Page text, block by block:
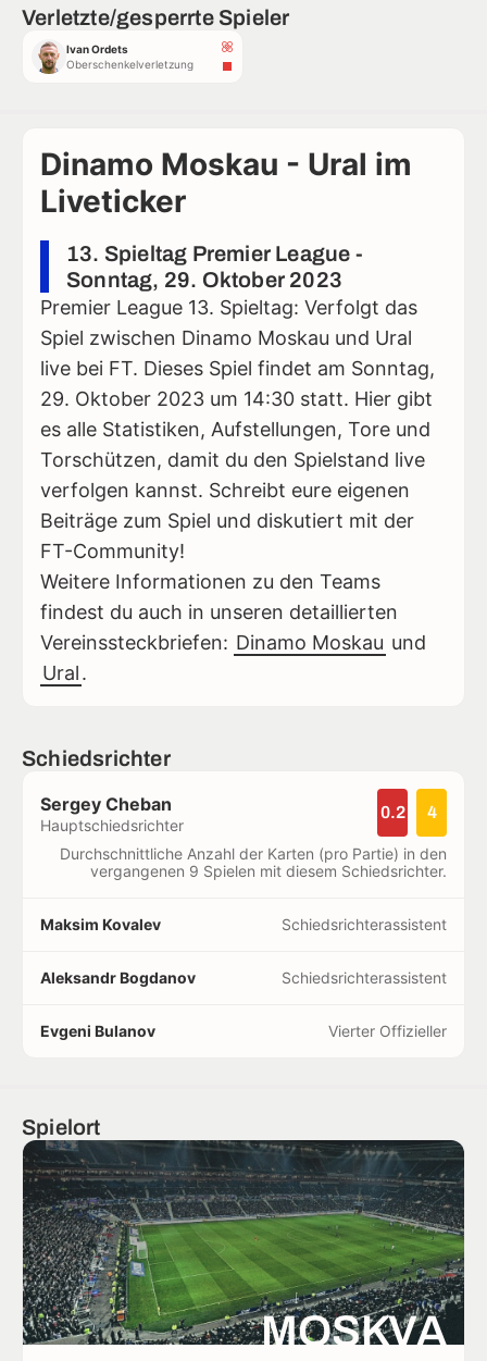
Verletzte/gesperrte Spieler
Ivan Ordets
Oberschenkelverletzung
Dinamo Moskau - Ural im
Liveticker
13. Spieltag Premier League -
Sonntag, 29. Oktober 2023
Premier League 13. Spieltag: Verfolgt das
Spiel zwischen Dinamo Moskau und Ural
live bei FT. Dieses Spiel findet am Sonntag,
29. Oktober 2023 um 14:30 statt. Hier gibt
es alle Statistiken, Aufstellungen, Tore und
Torschützen, damit du den Spielstand live
verfolgen kannst. Schreibt eure eigenen
Beiträge zum Spiel und diskutiert mit der
FT-Community!
Weitere Informationen zu den Teams
findest du auch in unseren detaillierten
Vereinssteckbriefen: Dinamo Moskau und
Ural.
Schiedsrichter
Sergey Cheban
Hauptschiedsrichter
0.2 4
Durchschnittliche Anzahl der Karten (pro Partie) in den
vergangenen 9 Spielen mit diesem Schiedsrichter.
Maksim Kovalev Schiedsrichterassistent
Aleksandr Bogdanov Schiedsrichterassistent
Evgeni Bulanov Vierter Offizieller
Spielort
MOSKVA